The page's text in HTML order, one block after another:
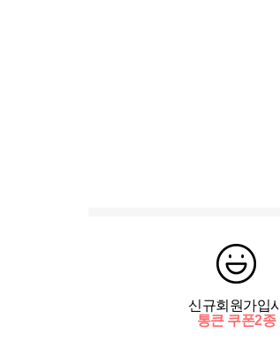
신규회원가입시
통큰 쿠폰2종